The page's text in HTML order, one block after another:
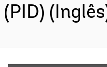
(PID)